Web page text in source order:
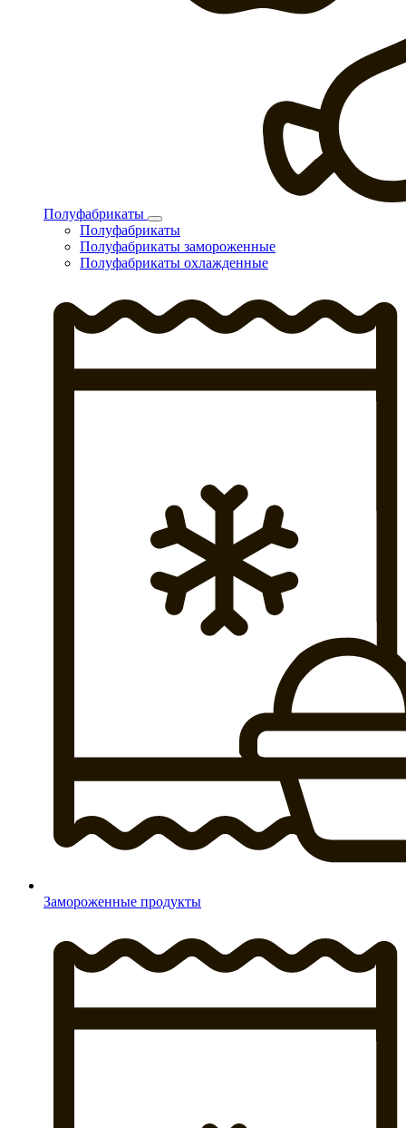
Полуфабрикаты
Полуфабрикаты
Полуфабрикаты замороженные
Полуфабрикаты охлажденные
Замороженные продукты